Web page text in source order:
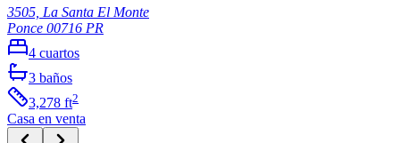
3505, La Santa El Monte
Ponce 00716 PR
4 cuartos
3 baños
3,278 ft2
Casa en venta